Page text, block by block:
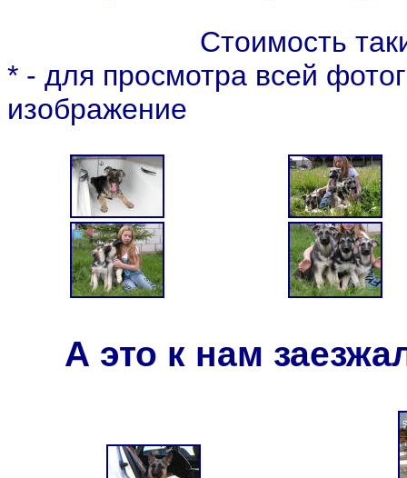
Стоимость
* - для просмотра всей
изображение
А это к нам